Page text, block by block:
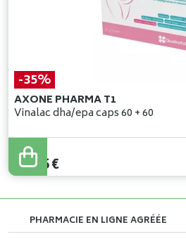
-35%
AXONE PHARMA T1
Vinalac dha/epa caps 60 + 60
51,00
33,15€
PHARMACIE EN LIGNE AGRÉÉE